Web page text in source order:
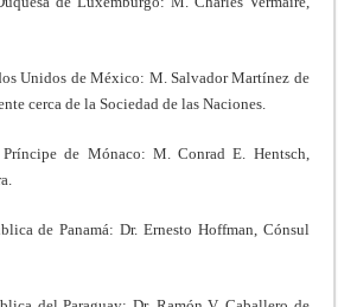
Unidos de México: M. Salvador Martínez de
cerca de la Sociedad de las Naciones.
de Mónaco: M. Conrad E. Hentsch,
de Panamá: Dr. Ernesto Hoffman, Cónsul